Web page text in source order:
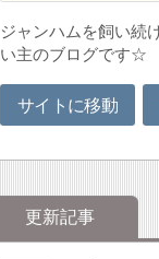
ジャンハムを飼い続
い主のブログです☆
サイトに移動
更新記事